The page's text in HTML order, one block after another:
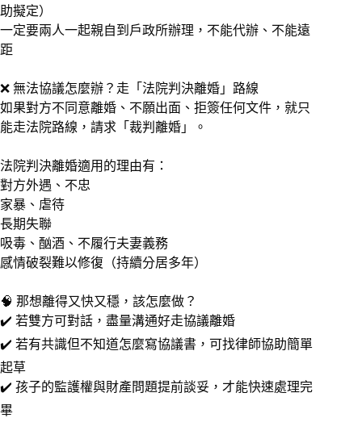
助擬定）
一定要兩人一起親自到戶政所辦理，不能代辦、不能遠
距
❌ 無法協議怎麼辦？走「法院判決離婚」路線
如果對方不同意離婚、不願出面、拒簽任何文件，就只
能走法院路線，請求「裁判離婚」。
法院判決離婚適用的理由有：
對方外遇、不忠
家暴、虐待
長期失聯
吸毒、酗酒、不履行夫妻義務
感情破裂難以修復（持續分居多年）
🧠 那想離得又快又穩，該怎麼做？
✔️ 若雙方可對話，盡量溝通好走協議離婚
✔️ 若有共識但不知道怎麼寫協議書，可找律師協助簡單
起草
✔️ 孩子的監護權與財產問題提前談妥，才能快速處理完
畢